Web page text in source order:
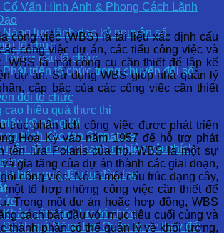
Cố Vấn Hình Ảnh & Phong Cách Lãnh
Năng lực lãnh đạo kỷ nguyên số
tổ chức
Tái cơ cấu tổ chức
Phát triển tổ chức trong chuyển đổi số
đổi tổ chức
cao hiệu quả thực thi
kỹ năng lõi
trình đào tạo Signature
đề được doanh nghiệp yêu thích
trị hiệu quả đầu tư đào tạo
Khảo sát năng lực tổ chức
Đánh giá Năng lực Quản trị sự thay đổi
công việc (WBS) là tài liệu xác định cấu
công việc dự án, các tiểu công việc và
WBS là một công cụ cần thiết để lập kế
dự án. Sử dụng WBS giúp nhà quản lý
cấp bậc của các công việc cần thiết
trúc phân tích công việc được phát triển
Hoa Kỳ vào năm 1957 để hỗ trợ phát
tên lửa Polaris của họ. WBS là một sự
gia tăng của dự án thành các giai đoạn,
công việc. Nó là một cấu trúc dạng cây,
một tổ hợp những công việc cần thiết để
Trong một dự án hoặc hợp đồng, WBS
cách bắt đầu với mục tiêu cuối cùng và
thành phần có thể quản lý về khối lượng,